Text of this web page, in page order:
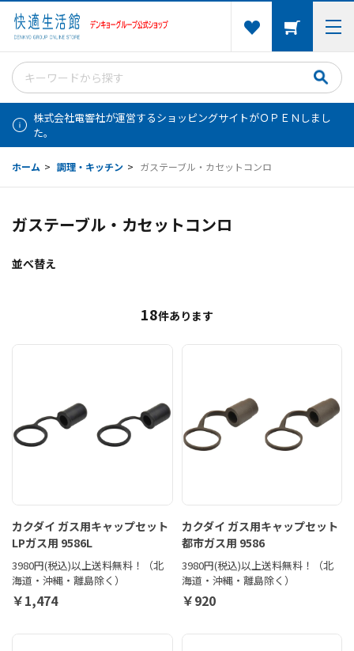
株式会社電響社が運営するショッピングサイトがＯＰＥＮしまし
た。
ホーム > 調理・キッチン > ガステーブル・カセットコンロ
ガステーブル・カセットコンロ
並べ替え
18件あります
カクダイ ガス用キャップセット
LPガス用 9586L
3980円(税込)以上送料無料！（北
海道・沖縄・離島除く）
￥1,474
カクダイ ガス用キャップセット
都市ガス用 9586
3980円(税込)以上送料無料！（北
海道・沖縄・離島除く）
￥920